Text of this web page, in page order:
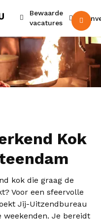
Bewaarde
vacatures
Kok
kok die graag de
Voor een sfeervolle
Jij-Uitzendbureau
weekenden. Je bereidt